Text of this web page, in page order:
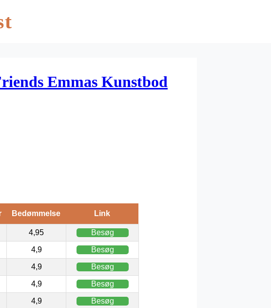
Emmas Kunstbod
Bedømmelse Link
4,95 Besøg
4,9 Besøg
4,9 Besøg
4,9 Besøg
4,9 Besøg